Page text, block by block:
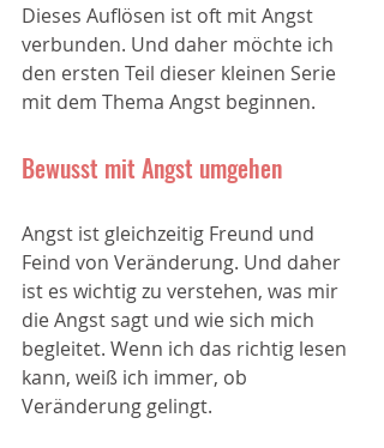
Dieses Auflösen ist oft mit Angst
verbunden. Und daher möchte ich
den ersten Teil dieser kleinen Serie
mit dem Thema Angst beginnen.
Bewusst mit Angst umgehen
Angst ist gleichzeitig Freund und
Feind von Veränderung. Und daher
ist es wichtig zu verstehen, was mir
die Angst sagt und wie sich mich
begleitet. Wenn ich das richtig lesen
kann, weiß ich immer, ob
Veränderung gelingt.